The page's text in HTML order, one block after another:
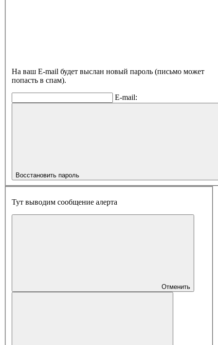
На ваш E-mail будет выслан новый пароль (письмо может
попасть в спам).
E-mail:
Восстановить пароль
Тут выводим сообщение алерта
Отменить